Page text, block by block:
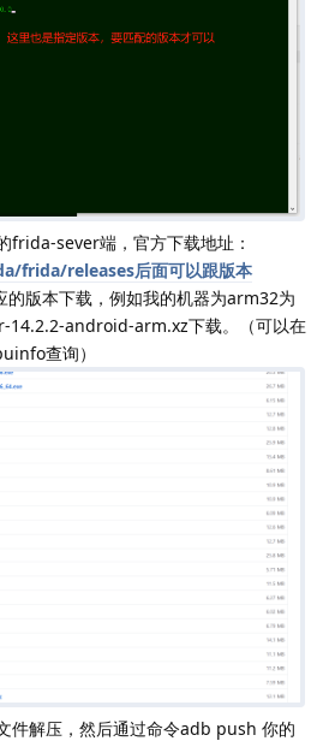
frida-sever端，官方下载地址：
releases后面可以跟版本
的版本下载，例如我的机器为arm32为
14.2.2-android-arm.xz下载。（可以在
查询）
解压，然后通过命令adb push 你的